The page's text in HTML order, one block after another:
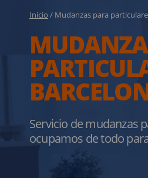
Inicio / Mudanzas para
Servicio de mudanzas
ocupamos de todo